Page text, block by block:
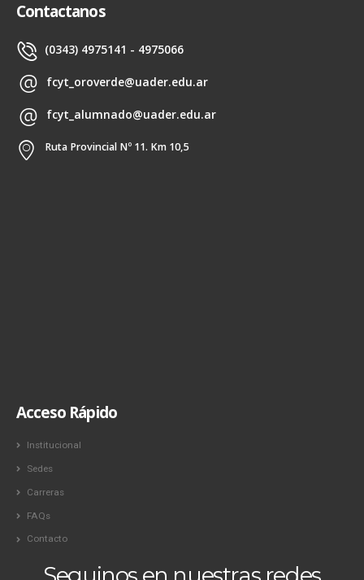
Contactanos
(0343) 4975141 - 4975066
fcyt_oroverde@uader.edu.ar
fcyt_alumnado@uader.edu.ar
Ruta Provincial Nº 11. Km 10,5
Acceso Rápido
Institucional
Sedes
Carreras
FAQs
Contacto